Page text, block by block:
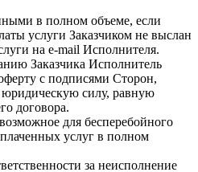
в полном объеме, если
услуги Заказчиком не выслан
на e-mail Исполнителя.
Заказчика Исполнитель
с подписями Сторон,
юридическую силу, равную
договора.
для бесперебойного
услуг в полном
за неисполнение